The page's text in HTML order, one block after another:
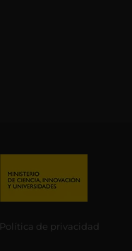
Política de privacidad